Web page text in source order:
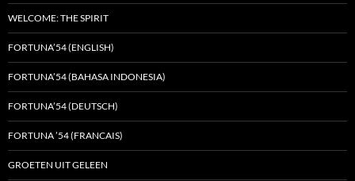
WELCOME: THE SPIRIT
FORTUNA’54 (ENGLISH)
FORTUNA’54 (BAHASA INDONESIA)
FORTUNA’54 (DEUTSCH)
FORTUNA ’54 (FRANCAIS)
GROETEN UIT GELEEN